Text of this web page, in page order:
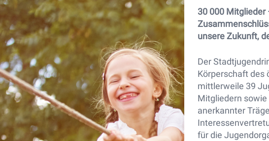
30 000 Mitglieder
unsere Zukunft,
Der
Körperschaft des
mittlerweile 39
Mitgliedern
anerkannter
für die